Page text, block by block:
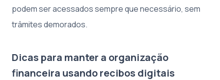
podem ser acessados sempre que necessário, sem
trâmites demorados.
Dicas para manter a organização
financeira usando recibos digitais